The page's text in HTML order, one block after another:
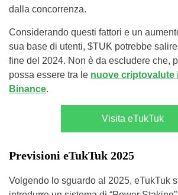
dalla concorrenza.
Considerando questi fattori e un
sua base di utenti, $TUK potrebbe
fine del 2024. Non è da escludere che,
possa essere tra le nuove criptovalute
Binance.
Visita eTukTuk
Previsioni eTukTuk 2025
Volgendo lo sguardo al 2025, eTukTuk